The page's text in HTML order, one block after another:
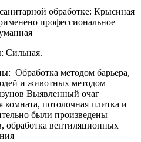
обработке: Крысиная
профессиональное
Сильная.
Обработка методом барьера,
и животных методом
Выявленный очаг
комната, потолочная плитка и
были произведены
обработка вентиляционных